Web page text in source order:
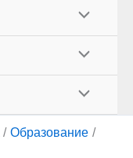
Образование